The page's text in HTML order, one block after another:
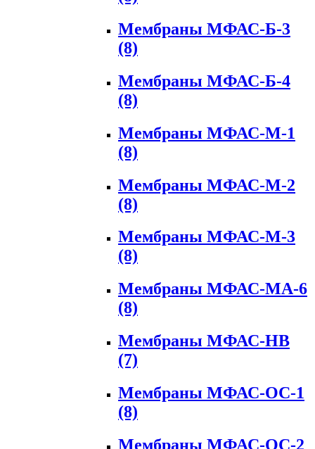
Мембраны МФАС-Б-3
(8)
Мембраны МФАС-Б-4
(8)
Мембраны МФАС-М-1
(8)
Мембраны МФАС-М-2
(8)
Мембраны МФАС-М-3
(8)
Мембраны МФАС-МА-6
(8)
Мембраны МФАС-НВ
(7)
Мембраны МФАС-ОС-1
(8)
Мембраны МФАС-ОС-2